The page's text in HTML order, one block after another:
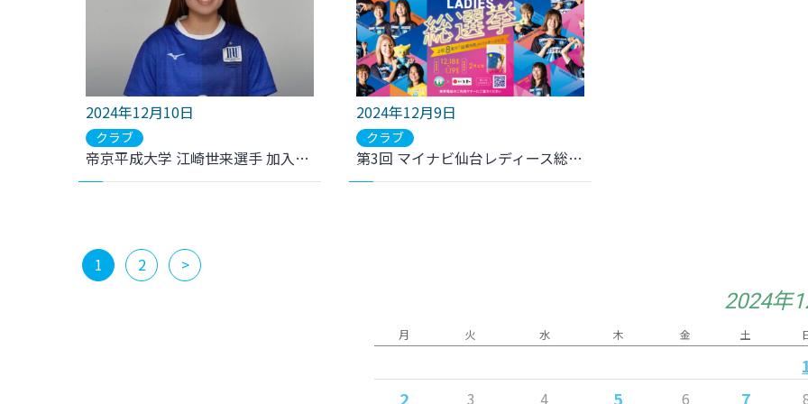
2024年12月10日
クラブ
帝京平成大学 江崎世来選手 加入内定のお知らせ
2024年12月9日
クラブ
第3回 マイナビ仙台レディース総選挙～”萩の月”の選ばれし8人～ 開催
1 2 >
2024年
月 火 水 木 金 土
2
3 4 5 6 7